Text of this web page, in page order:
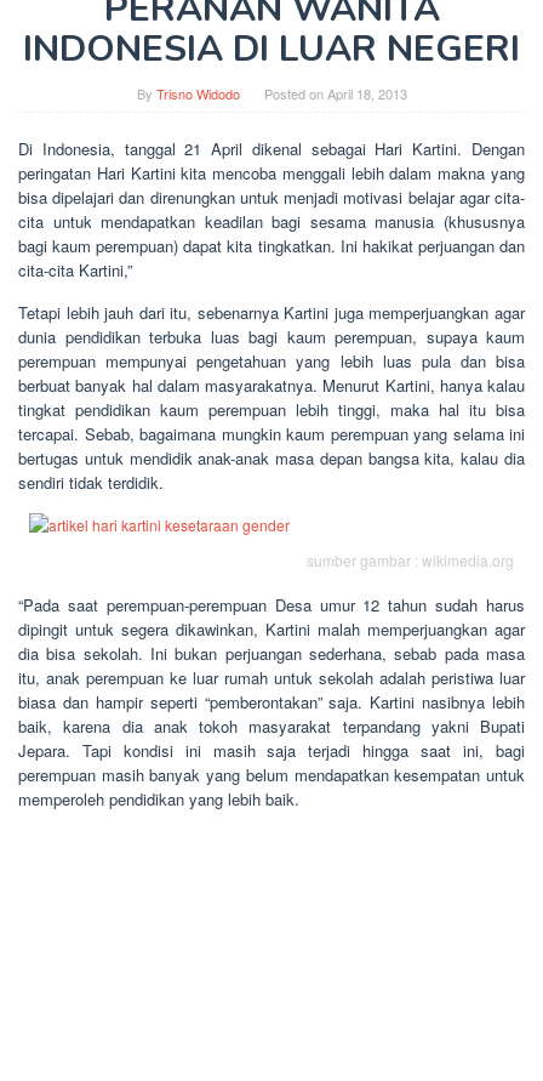
INDONESIA DI LUAR NEGERI
By Trisno Widodo Posted onApril 18, 2013
Di Indonesia, tanggal 21 April dikenal sebagai Hari Kartini. Dengan
peringatan Hari Kartini kita mencoba menggali lebih dalam makna yang
bisa dipelajari dan direnungkan untuk menjadi motivasi belajar agar cita-
cita untuk mendapatkan keadilan bagi sesama manusia (khususnya
bagi kaum perempuan) dapat kita tingkatkan. Ini hakikat perjuangan dan
cita-cita Kartini,”
Tetapi lebih jauh dari itu, sebenarnya Kartini juga memperjuangkan agar
dunia pendidikan terbuka luas bagi kaum perempuan, supaya kaum
perempuan mempunyai pengetahuan yang lebih luas pula dan bisa
berbuat banyak hal dalam masyarakatnya. Menurut Kartini, hanya kalau
tingkat pendidikan kaum perempuan lebih tinggi, maka hal itu bisa
tercapai. Sebab, bagaimana mungkin kaum perempuan yang selama ini
bertugas untuk mendidik anak-anak masa depan bangsa kita, kalau dia
sendiri tidak terdidik.
sumber gambar : wikimedia.org
“Pada saat perempuan-perempuan Desa umur 12 tahun sudah harus
dipingit untuk segera dikawinkan, Kartini malah memperjuangkan agar
dia bisa sekolah. Ini bukan perjuangan sederhana, sebab pada masa
itu, anak perempuan ke luar rumah untuk sekolah adalah peristiwa luar
biasa dan hampir seperti “pemberontakan” saja. Kartini nasibnya lebih
baik, karena dia anak tokoh masyarakat terpandang yakni Bupati
Jepara. Tapi kondisi ini masih saja terjadi hingga saat ini, bagi
perempuan masih banyak yang belum mendapatkan kesempatan untuk
memperoleh pendidikan yang lebih baik.